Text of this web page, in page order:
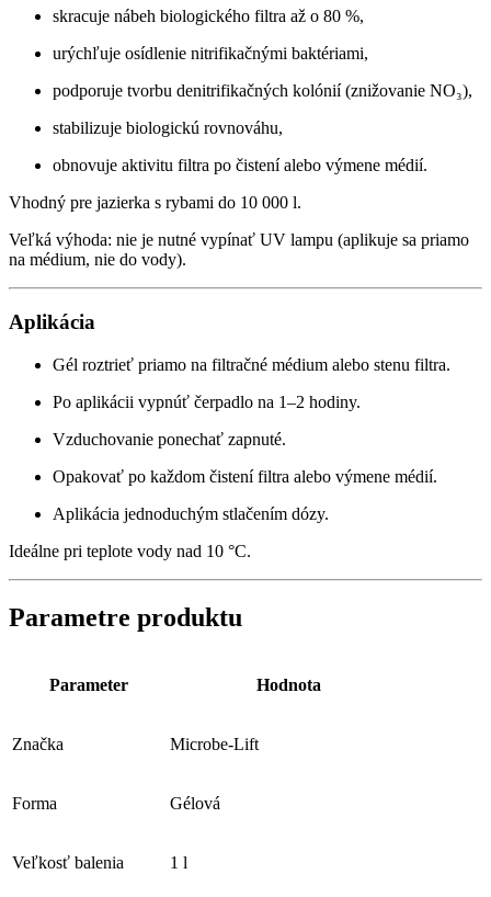
skracuje nábeh biologického filtra až o 80 %,
urýchľuje osídlenie nitrifikačnými baktériami,
podporuje tvorbu denitrifikačných kolónií (znižovanie NO₃),
stabilizuje biologickú rovnováhu,
obnovuje aktivitu filtra po čistení alebo výmene médií.
Vhodný pre jazierka s rybami do 10 000 l.
Veľká výhoda: nie je nutné vypínať UV lampu (aplikuje sa priamo
na médium, nie do vody).
Aplikácia
Gél roztrieť priamo na filtračné médium alebo stenu filtra.
Po aplikácii vypnúť čerpadlo na 1–2 hodiny.
Vzduchovanie ponechať zapnuté.
Opakovať po každom čistení filtra alebo výmene médií.
Aplikácia jednoduchým stlačením dózy.
Ideálne pri teplote vody nad 10 °C.
Parametre produktu
Parameter Hodnota
Značka Microbe-Lift
Forma Gélová
Veľkosť balenia 1 l